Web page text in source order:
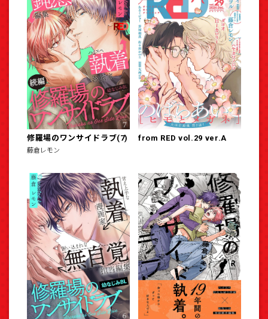
修羅場のワンサイドラブ(7)
藤倉レモン
from RED vol.29 ver.A